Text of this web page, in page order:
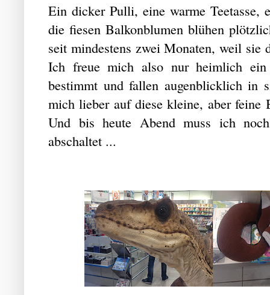
Ein dicker Pulli, eine warme
die fiesen Balkonblumen blühen
seit mindestens zwei Monaten, weil sie
Ich freue mich also nur heimlich
bestimmt und fallen augenblicklich in
mich lieber auf diese kleine, aber feine
Und bis heute Abend muss ich
abschaltet ...